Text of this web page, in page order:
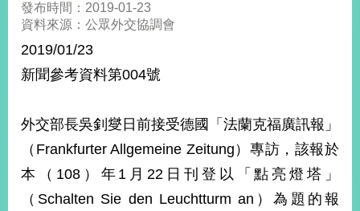
總
合
外
價
外
交
經
濟
不
發布時間：2019-01-23
資料來源：公眾外交協調會
2019/01/23
新聞參考資料第004號
外交部長吳釗燮日前接受德國「法蘭克福廣訊報」
（Frankfurter Allgemeine Zeitung）專訪，該報於
本（108）年1月22日刊登以「點亮燈塔」
（Schalten Sie den Leuchtturm an）為題的報